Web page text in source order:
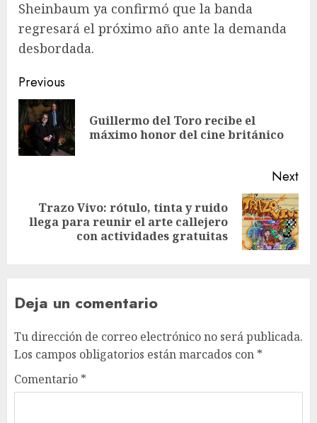
Sheinbaum ya confirmó que la banda
regresará el próximo año ante la demanda
desbordada.
Post
navigation
Previous
Guillermo del Toro recibe el
máximo honor del cine británico
Next
Next
Trazo Vivo: rótulo, tinta y ruido
llega para reunir el arte callejero
con actividades gratuitas
Deja un comentario
Tu dirección de correo electrónico no será publicada.
Los campos obligatorios están marcados con *
Comentario *